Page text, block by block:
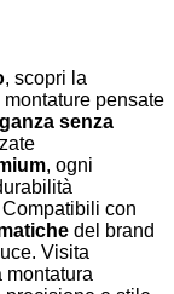
, scopri la
pensate
senza
, ogni
con
del brand
Visita
montatura